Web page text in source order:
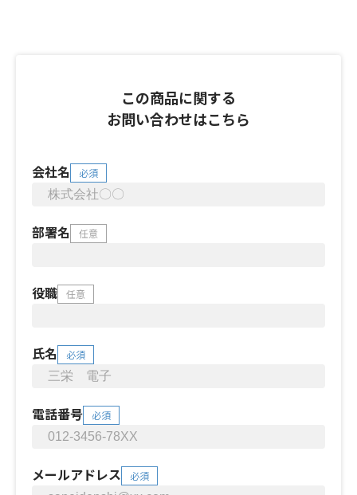
この商品に関する
お問い合わせはこちら
会社名 必須
部署名 任意
役職 任意
氏名 必須
電話番号 必須
メールアドレス 必須